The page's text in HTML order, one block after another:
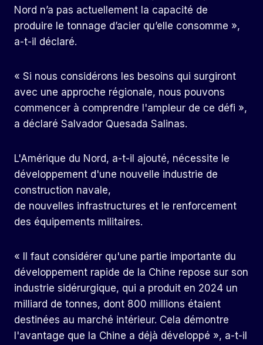
Nord n’a pas actuellement la capacité de
produire le tonnage d’acier qu’elle consomme »,
a-t-il déclaré.
« Si nous considérons les besoins qui surgiront
avec une approche régionale, nous pouvons
commencer à comprendre l'ampleur de ce défi »,
a déclaré Salvador Quesada Salinas.
L'Amérique du Nord, a-t-il ajouté, nécessite le
développement d'une nouvelle industrie de
construction navale,
de nouvelles infrastructures et le renforcement
des équipements militaires.
« Il faut considérer qu'une partie importante du
développement rapide de la Chine repose sur son
industrie sidérurgique, qui a produit en 2024 un
milliard de tonnes, dont 800 millions étaient
destinées au marché intérieur. Cela démontre
l'avantage que la Chine a déjà développé », a-t-il